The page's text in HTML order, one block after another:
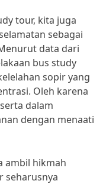
tour, kita juga
sebagai
data dari
bus study
sopir yang
Oleh karena
dalam
dengan menaati
ambil hikmah
seharusnya